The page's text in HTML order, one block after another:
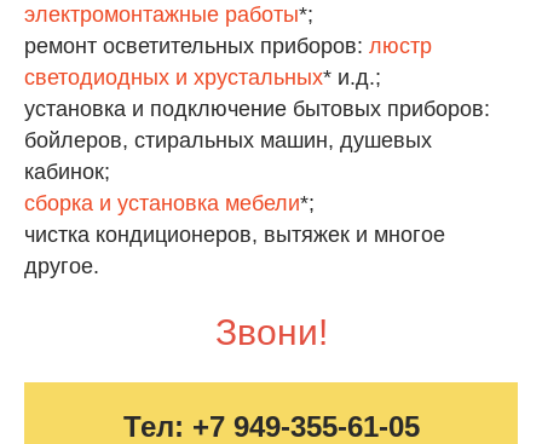
электромонтажные работы*;
ремонт осветительных приборов: люстр
светодиодных и хрустальных* и.д.;
установка и подключение бытовых приборов:
бойлеров, стиральных машин, душевых
кабинок;
сборка и установка мебели*;
чистка кондиционеров, вытяжек и многое
другое.
Звони!
Тел: +7 949-355-61-05